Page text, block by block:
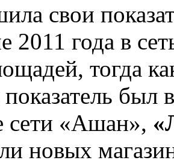
свои
2011 года в
тогда
показатель
сети «Ашан»,
новых